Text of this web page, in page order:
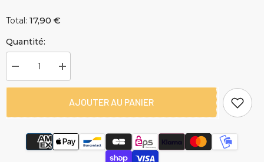
Total: 17,90 €
Quantité:
Diminuer
la
quantité
Bleu
Augmenter
la
quantité
Verre
Bleu
AJOUTER AU PANIER